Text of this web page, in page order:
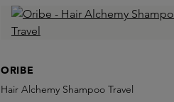
ORIBE
Hair Alchemy Shampoo Travel